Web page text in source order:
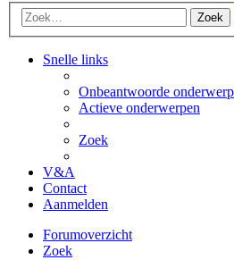
Zoek
Snelle links
Onbeantwoorde
Actieve onderwerpen
Zoek
V&A
Contact
Aanmelden
Forumoverzicht
Zoek